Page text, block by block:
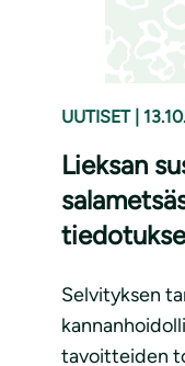
UUTISET
Lieksan
Selvityksen
tavoitteiden